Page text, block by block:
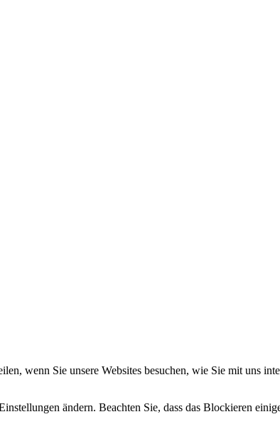
wenn Sie unsere Websites besuchen, wie Sie mit uns
ändern. Beachten Sie, dass das Blockieren